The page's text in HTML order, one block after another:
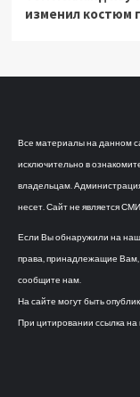
изменил костюм
Все материалы на данном
исключительно в
владельцам.
несет. Сайт не является
Если Вы обнаружили на
права, принадлежащие Вам,
сообщите нам.
На сайте могут быть
При цитировании ссылка на